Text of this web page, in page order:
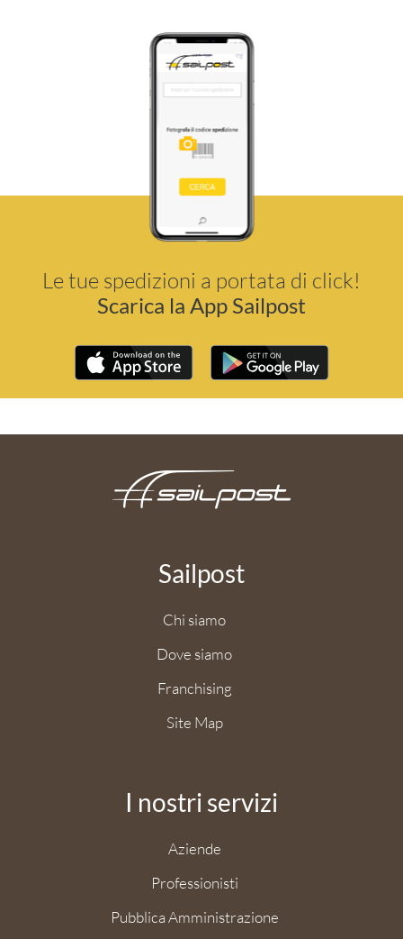
Le tue spedizioni a portata di click!
Scarica la App Sailpost
Sailpost
Chi siamo
Dove siamo
Franchising
Site Map
I nostri servizi
Aziende
Professionisti
Pubblica Amministrazione